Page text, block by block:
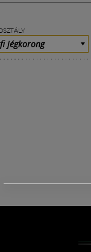
jégkorong